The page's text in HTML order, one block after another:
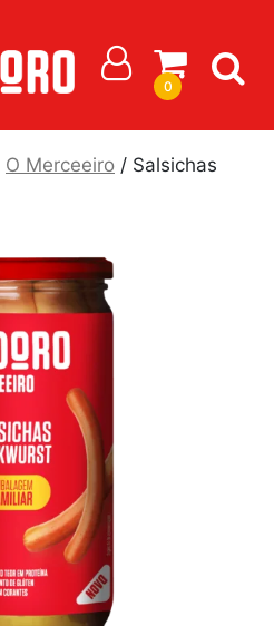
0
O Merceeiro / Salsichas